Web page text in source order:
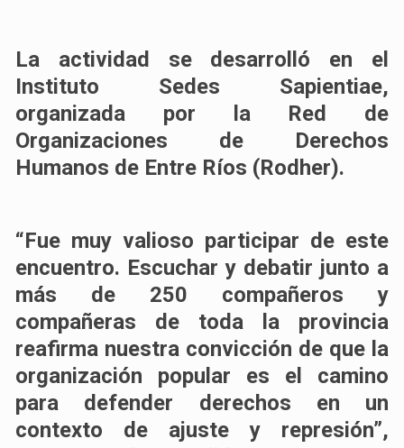
La actividad se desarrolló en el
Instituto Sedes Sapientiae,
organizada por la Red de
Organizaciones de Derechos
Humanos de Entre Ríos (Rodher).
“Fue muy valioso participar de este
encuentro. Escuchar y debatir junto a
más de 250 compañeros y
compañeras de toda la provincia
reafirma nuestra convicción de que la
organización popular es el camino
para defender derechos en un
contexto de ajuste y represión”,